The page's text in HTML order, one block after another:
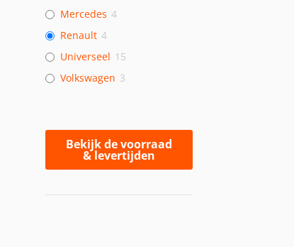
Mercedes 4
Renault 4
Universeel 15
Volkswagen 3
Bekijk de voorraad
& levertijden